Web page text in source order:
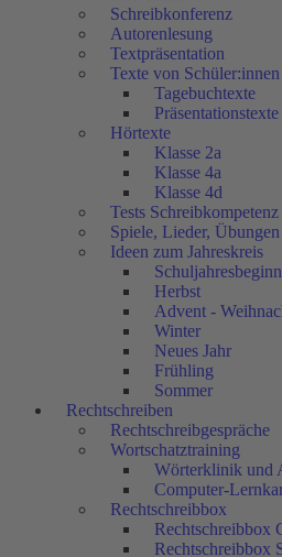
Schreibkonferenz
Autorenlesung
Textpräsentation
Texte von Schüler:innen
Tagebuchtexte
Präsentationstexte
Hörtexte
Klasse 2a
Klasse 4a
Klasse 4d
Tests Schreibkompetenz
Spiele, Lieder, Übungen
Ideen zum Jahreskreis
Schuljahresbeginn
Herbst
Advent -
Winter
Neues Jahr
Frühling
Sommer
Rechtschreiben
Rechtschreibgespräche
Wortschatztraining
Wörterklinik und
Computer-
Rechtschreibbox
Rechtschreibbox
Rechtschreibbox